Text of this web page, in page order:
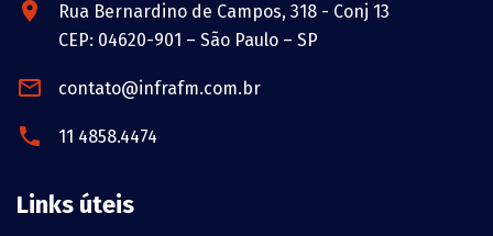
Rua Bernardino de Campos, 318 - Conj 13
CEP: 04620-901 – São Paulo – SP
contato@infrafm.com.br
11 4858.4474
Links úteis